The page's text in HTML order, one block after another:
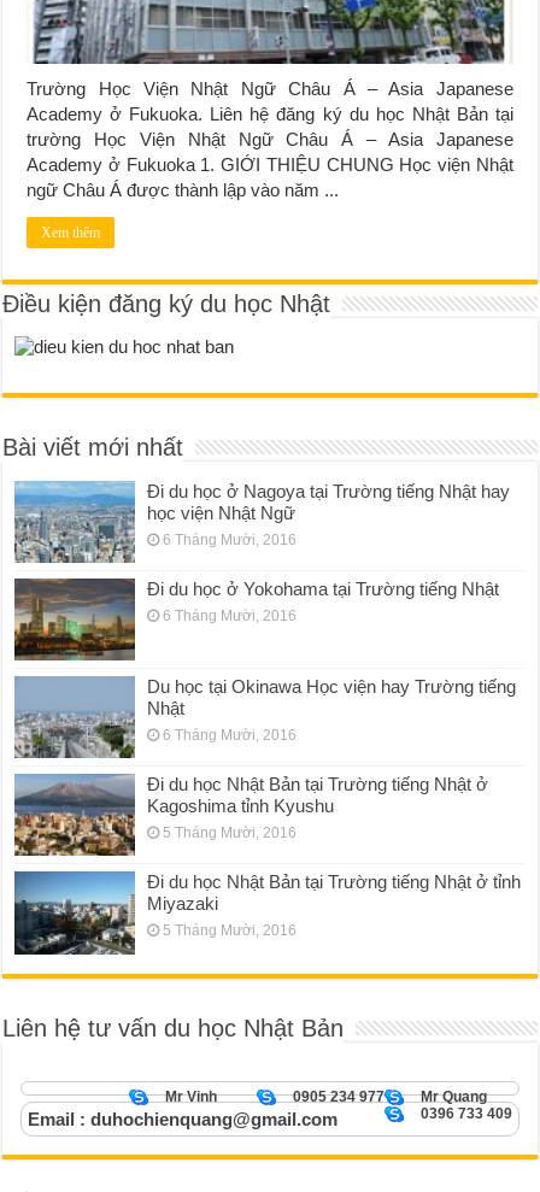
Trường Học Viện Nhật Ngữ Châu Á – Asia Japanese
Academy ở Fukuoka. Liên hệ đăng ký du học Nhật Bản tại
trường Học Viện Nhật Ngữ Châu Á – Asia Japanese
Academy ở Fukuoka 1. GIỚI THIỆU CHUNG Học viện Nhật
ngữ Châu Á được thành lập vào năm ...
Xem thêm
Điều kiện đăng ký du học Nhật
Bài viết mới nhất
Đi du học ở Nagoya tại Trường tiếng Nhật hay
học viện Nhật Ngữ
6 Tháng Mười, 2016
Đi du học ở Yokohama tại Trường tiếng Nhật
6 Tháng Mười, 2016
Du học tại Okinawa Học viện hay Trường tiếng
Nhật
6 Tháng Mười, 2016
Đi du học Nhật Bản tại Trường tiếng Nhật ở
Kagoshima tỉnh Kyushu
5 Tháng Mười, 2016
Đi du học Nhật Bản tại Trường tiếng Nhật ở tỉnh
Miyazaki
5 Tháng Mười, 2016
Liên hệ tư vấn du học Nhật Bản
Mr Quang
0905 234 977
Mr Vinh
0396 733 409
Email : duhochienquang@gmail.com